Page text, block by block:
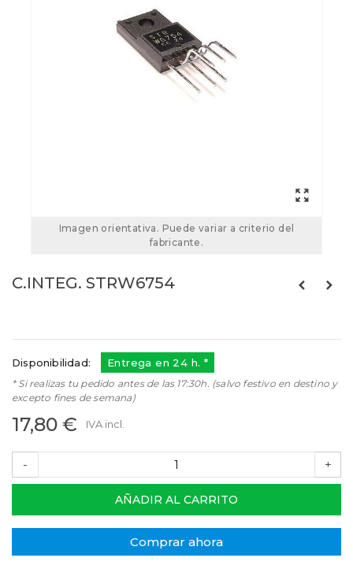
Imagen orientativa. Puede variar a criterio del
fabricante.
C.INTEG. STRW6754
Disponibilidad: Entrega en 24 h. *
* Si realizas tu pedido antes de las 17:30h. (salvo festivo en destino y
excepto fines de semana)
17,80 € IVA incl.
- +
AÑADIR AL CARRITO
Comprar ahora